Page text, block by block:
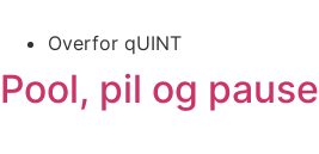
Overfor qUINT
Pool, pil og pause